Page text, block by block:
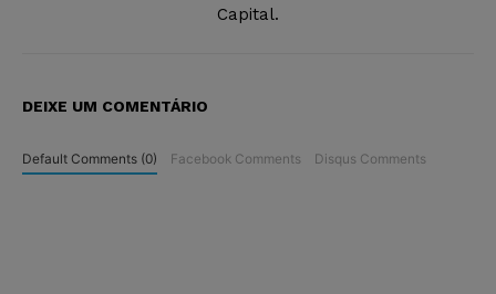
Capital.
DEIXE UM COMENTÁRIO
Default Comments (0) Facebook Comments Disqus Comments